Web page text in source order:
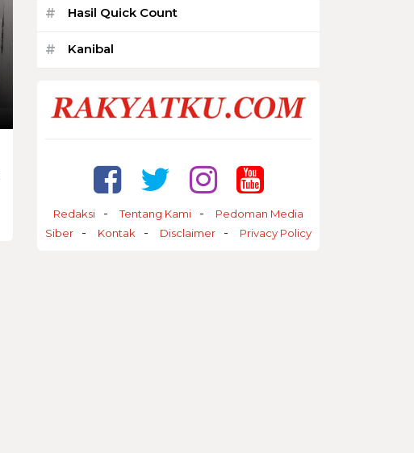
# Hasil Quick Count
# Kanibal
Redaksi Tentang Kami
Pedoman Media
Siber
Kontak Disclaimer Privacy Policy